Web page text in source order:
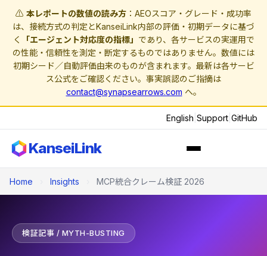
⚠️ 本レポートの数値の読み方 ：AEOスコア・グレード・成功率
は、接続方式の判定とKanseiLink内部の評価・初期データに基づ
く
「エージェント対応度の指標」 であり、各サービスの実運用で
の性能・信頼性を測定・断定するものではありません。数値には
初期シード／自動評価由来のものが含まれます。最新は各サービ
ス公式をご確認ください。事実誤認のご指摘は
contact@synapsearrows.com へ。
English Support GitHub
KanseiLink
Home Insights MCP統合クレーム検証 2026
検証記事 / MYTH-BUSTING